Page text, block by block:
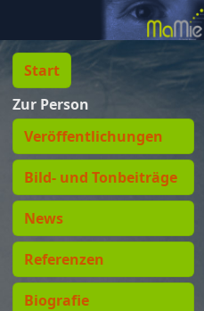
Start
Zur Person
Veröffentlichungen
Bild- und Tonbeiträge
News
Referenzen
Biografie